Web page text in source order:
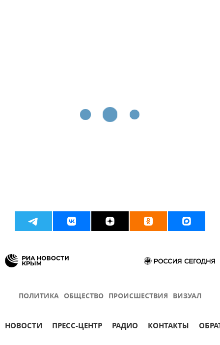
ПОЛИТИКА ОБЩЕСТВО ПРОИСШЕСТВИЯ ВИЗУАЛ
НОВОСТИ ПРЕСС-ЦЕНТР РАДИО КОНТАКТЫ